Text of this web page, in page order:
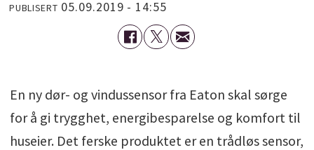
PUBLISERT 05.09.2019 - 14:55
En ny dør- og vindussensor fra Eaton skal sørge
for å gi trygghet, energibesparelse og komfort til
huseier. Det ferske produktet er en trådløs sensor,